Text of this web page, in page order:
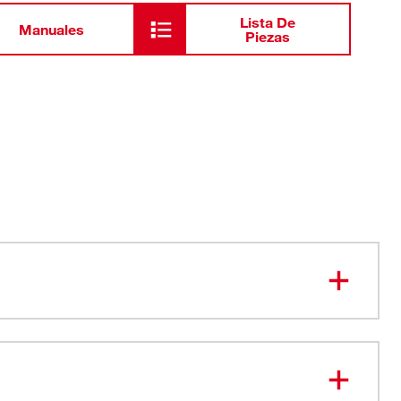
Manuales
Lista De
Piezas